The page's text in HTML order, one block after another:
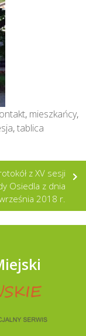
, mieszkańcy,
,tablica
z XV sesji
Osiedla z dnia
2018 r.